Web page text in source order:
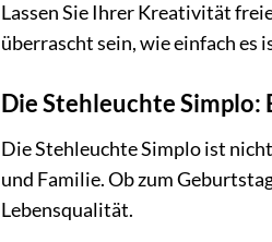
Lassen Sie Ihrer Kreativität
überrascht sein, wie einfach es
Die Stehleuchte Simplo:
Die Stehleuchte Simplo ist
und Familie. Ob zum
Lebensqualität.